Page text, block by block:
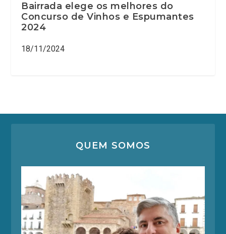
Bairrada elege os melhores do
Concurso de Vinhos e Espumantes
2024
18/11/2024
QUEM SOMOS